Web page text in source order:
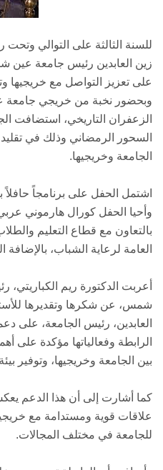
للسنة الثالثة على التوالي وتحت
زين العابدين رئيس جامعة
على تعزيز التواصل مع خريجيها
وبحضور نخبة من خريجي
الزعفران التاريخي، استضافت
السحور الرمضاني وذلك في
الجامعة وخريجيها.
اشتمل الحفل على برنامجاً حافلاً
وأحيا الحفل كورال هارموني
بالتعاون مع قطاع التعليم
العامة لرعاية الشباب،
أعربت الدكتورة ريم
شمس، عن شكرها وتقديرها
العابدين، رئيس الجامعة، على
الرابطة وفعالياتها مؤكدة على
بين الجامعة وخريجيها، وتوفير
كما أشارت إلى أن هذا الدعم
علاقات قوية ومستدامة مع
للجامعة في مختلف المجالات.